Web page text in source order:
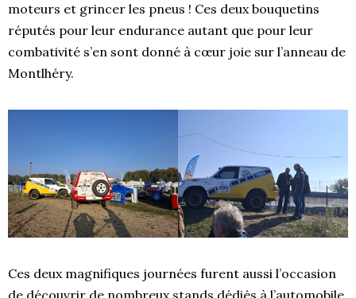
moteurs et grincer les pneus ! Ces deux bouquetins
réputés pour leur endurance autant que pour leur
combativité s’en sont donné à cœur joie sur l’anneau de
Montlhéry.
Ces deux magnifiques journées furent aussi l’occasion
de découvrir de nombreux stands dédiés à l’automobile